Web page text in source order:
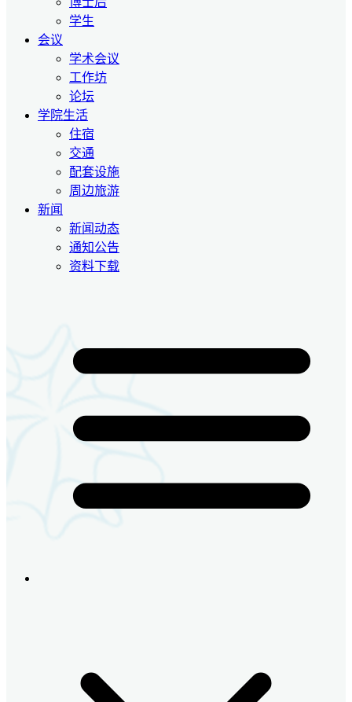
学生
会议
学术会议
工作坊
论坛
学院生活
住宿
交通
配套设施
周边旅游
新闻
新闻动态
通知公告
资料下载